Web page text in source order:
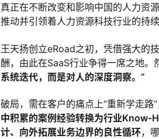
真正在不断改变和影响中国的人力资
推动并引领着人力资源科技行业的持续
王天扬创立eRoad之初，凭借强大的
酬，由此在SaaS行业争得一席之地。
系统迭代，而是对人的深度洞察。”
破局，需在客户的痛点上“重新学走路
中积累的案例经验转换为行业Know-
计、向外拓展业务边界的良性循环，